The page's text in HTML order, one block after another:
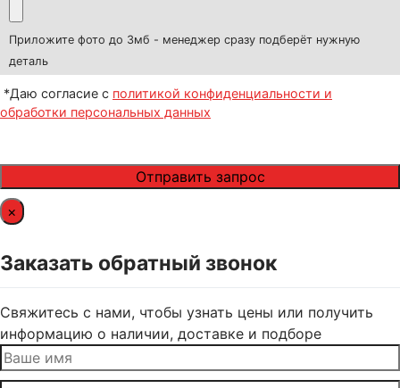
Приложите фото до 3мб - менеджер сразу подберёт нужную
деталь
*Даю согласие с политикой конфиденциальности и
обработки персональных данных
×
Заказать обратный звонок
Свяжитесь с нами, чтобы узнать цены или получить
информацию о наличии, доставке и подборе